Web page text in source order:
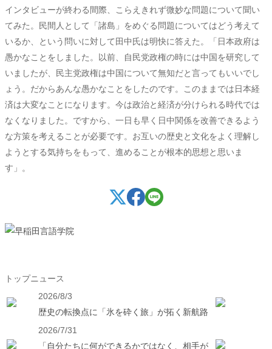
インタビューが終わる間際、こらえきれず微妙な問題について聞い
てみた。民間人として「諸島」をめぐる問題についてはどう考えて
いるか、という問いに対して田中氏は明快に答えた。「日本政府は
愚かなことをしました。以前、自民党政権の時には中国を研究して
いましたが、民主党政権は中国について無知だと言ってもいいでし
ょう。だからあんな愚かなことをしたのです。このままでは日本経
済は大変なことになります。今は政治と経済が分けられる時代では
なくなりました。ですから、一日も早く日中関係を改善できるよう
な方策を考えることが必要です。お互いの歴史と文化をよく理解し
ようとする気持ちをもって、進めることが根本的思想と思いま
す」。
トップニュース
2026/8/3
歴史の転換点に「氷を砕く旅」が拓く新航路
2026/7/31
「自分たちに何ができるかではなく、相手が